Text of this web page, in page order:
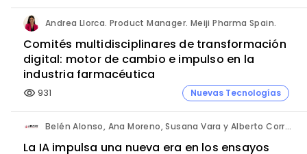
Andrea Llorca. Product Manager. Meiji Pharma Spain.
Comités multidisciplinares de transformación
digital: motor de cambio e impulso en la
industria farmacéutica
visibility 931 Nuevas Tecnologías
Belén Alonso, Ana Moreno, Susana Vara y Alberto Corral. Apices.
La IA impulsa una nueva era en los ensayos